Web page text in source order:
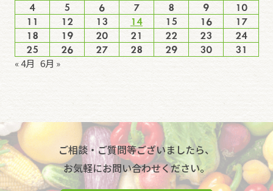
4
5 6 7 8 9
10
11
12 13 14 15 16
17
18
19 20 21 22 23
24
25
26 27 28 29 30 31
« 4月 6月 »
ご相談・ご質問等ございましたら、
お気軽にお問い合わせください。